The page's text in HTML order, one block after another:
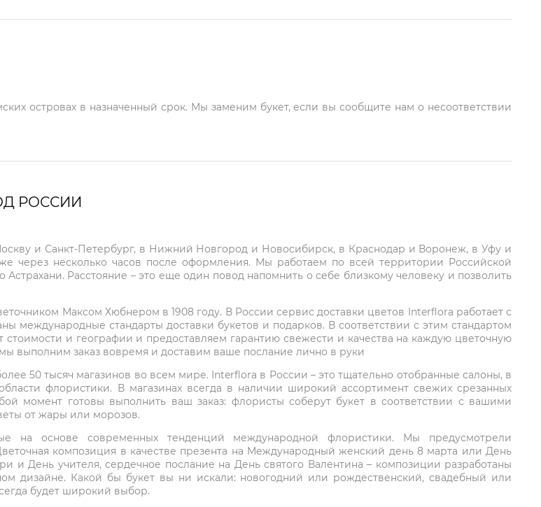
островах в назначенный срок. Мы заменим букет, если вы сообщите нам о несоответствии
РОССИИ
и Санкт-Петербург, в Нижний Новгород и Новосибирск, в Краснодар и Воронеж, в Уфу и
через несколько часов после оформления. Мы работаем по всей территории Российской
Расстояние – это еще один повод напомнить о себе близкому человеку и позволить
Максом Хюбнером в 1908 году. В России сервис доставки цветов Interflora работает с
стандарты доставки букетов и подарков. В соответствии с этим стандартом
и географии и предоставляем гарантию свежести и качества на каждую цветочную
выполним заказ вовремя и доставим ваше послание лично в руки
50 тысяч магазинов во всем мире. Interflora в России – это тщательно отобранные салоны, в
флористики. В магазинах всегда в наличии широкий ассортимент свежих срезанных
момент готовы выполнить ваш заказ: флористы соберут букет в соответствии с вашими
от жары или морозов.
на основе современных тенденций международной флористики. Мы предусмотрели
композиция в качестве презента на Международный женский день 8 марта или День
и День учителя, сердечное послание на День святого Валентина – композиции разработаны
дизайне. Какой бы букет вы ни искали: новогодний или рождественский, свадебный или
будет широкий выбор.